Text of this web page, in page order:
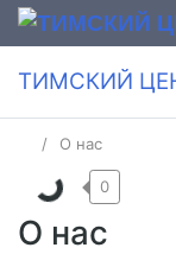
ТИМСКИЙ
О нас
О нас
0